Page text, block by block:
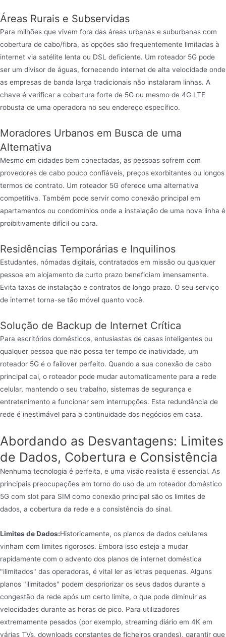
Áreas Rurais e Subservidas
Para milhões que vivem fora das áreas urbanas e suburbanas com
cobertura de cabo/fibra, as opções são frequentemente limitadas à
internet via satélite lenta ou DSL deficiente. Um roteador 5G pode
ser um divisor de águas, fornecendo internet de alta velocidade onde
as empresas de banda larga tradicionais não instalaram linhas. A
chave é verificar a cobertura forte de 5G ou mesmo de 4G LTE
robusta de uma operadora no seu endereço específico.
Moradores Urbanos em Busca de uma
Alternativa
Mesmo em cidades bem conectadas, as pessoas sofrem com
provedores de cabo pouco confiáveis, preços exorbitantes ou longos
termos de contrato. Um roteador 5G oferece uma alternativa
competitiva. Também pode servir como conexão principal em
apartamentos ou condomínios onde a instalação de uma nova linha é
proibitivamente difícil ou cara.
Residências Temporárias e Inquilinos
Estudantes, nómadas digitais, contratados em missão ou qualquer
pessoa em alojamento de curto prazo beneficiam imensamente.
Evita taxas de instalação e contratos de longo prazo. O seu serviço
de internet torna-se tão móvel quanto você.
Solução de Backup de Internet Crítica
Para escritórios domésticos, entusiastas de casas inteligentes ou
qualquer pessoa que não possa ter tempo de inatividade, um
roteador 5G é o failover perfeito. Quando a sua conexão de cabo
principal cai, o roteador pode mudar automaticamente para a rede
celular, mantendo o seu trabalho, sistemas de segurança e
entretenimento a funcionar sem interrupções. Esta redundância de
rede é inestimável para a continuidade dos negócios em casa.
Abordando as Desvantagens: Limites
de Dados, Cobertura e Consistência
Nenhuma tecnologia é perfeita, e uma visão realista é essencial. As
principais preocupações em torno do uso de um roteador doméstico
5G com slot para SIM como conexão principal são os limites de
dados, a cobertura da rede e a consistência do sinal.
Limites de Dados:Historicamente, os planos de dados celulares
vinham com limites rigorosos. Embora isso esteja a mudar
rapidamente com o advento dos planos de internet doméstica
"ilimitados" das operadoras, é vital ler as letras pequenas. Alguns
planos "ilimitados" podem despriorizar os seus dados durante a
congestão da rede após um certo limite, o que pode diminuir as
velocidades durante as horas de pico. Para utilizadores
extremamente pesados (por exemplo, streaming diário em 4K em
várias TVs, downloads constantes de ficheiros grandes), garantir que